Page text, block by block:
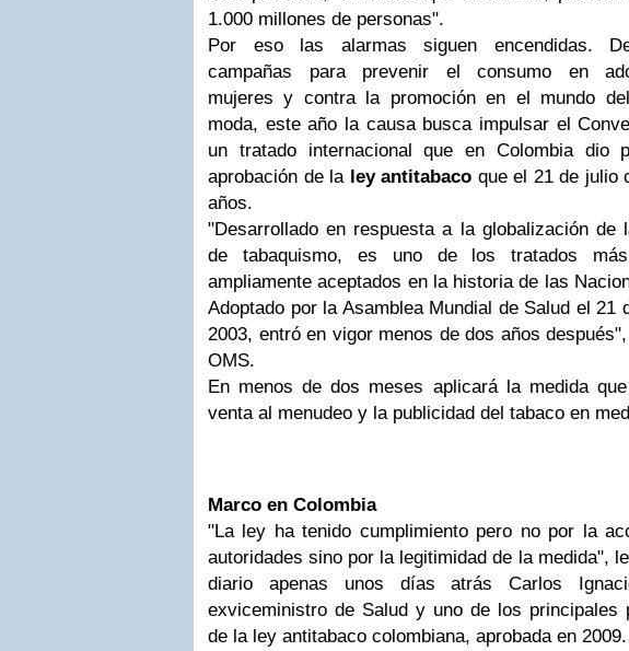
1.000 millones de personas".
Por eso las alarmas siguen encendidas.
campañas para prevenir el consumo en
mujeres y contra la promoción en el mundo
moda, este año la causa busca impulsar el
un tratado internacional que en Colombia dio
aprobación de la ley antitabaco que el 21 de julio
años.
"Desarrollado en respuesta a la globalización de
de tabaquismo, es uno de los tratados
ampliamente aceptados en la historia de las
Adoptado por la Asamblea Mundial de Salud el 21
2003, entró en vigor menos de dos años
OMS.
En menos de dos meses aplicará la medida
venta al menudeo y la publicidad del tabaco en
Marco en Colombia
"La ley ha tenido cumplimiento pero no por la
autoridades sino por la legitimidad de la medida",
diario apenas unos días atrás Carlos
exviceministro de Salud y uno de los principales
de la ley antitabaco colombiana, aprobada en 2009.